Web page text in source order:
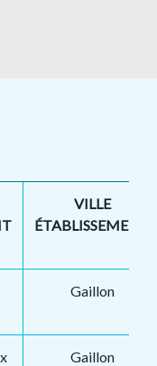
VILLE
ÉTABLISSEMENT
Gaillon
Gaillon